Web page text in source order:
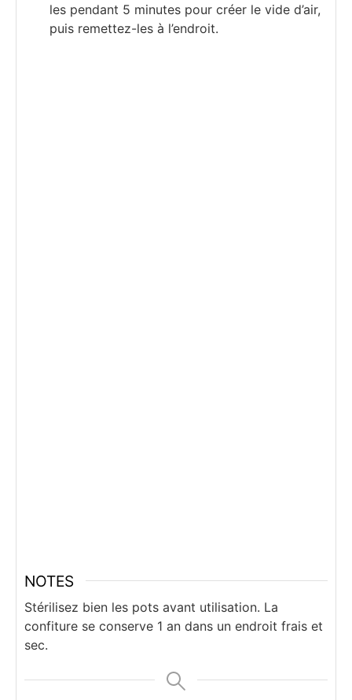
les pendant 5 minutes pour créer le vide d’air,
puis remettez-les à l’endroit.
NOTES
Stérilisez bien les pots avant utilisation. La
confiture se conserve 1 an dans un endroit frais et
sec.